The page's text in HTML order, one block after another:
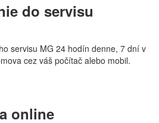
do servisu
servisu MG 24 hodín denne, 7 dní v
cez váš počítač alebo mobil.
online